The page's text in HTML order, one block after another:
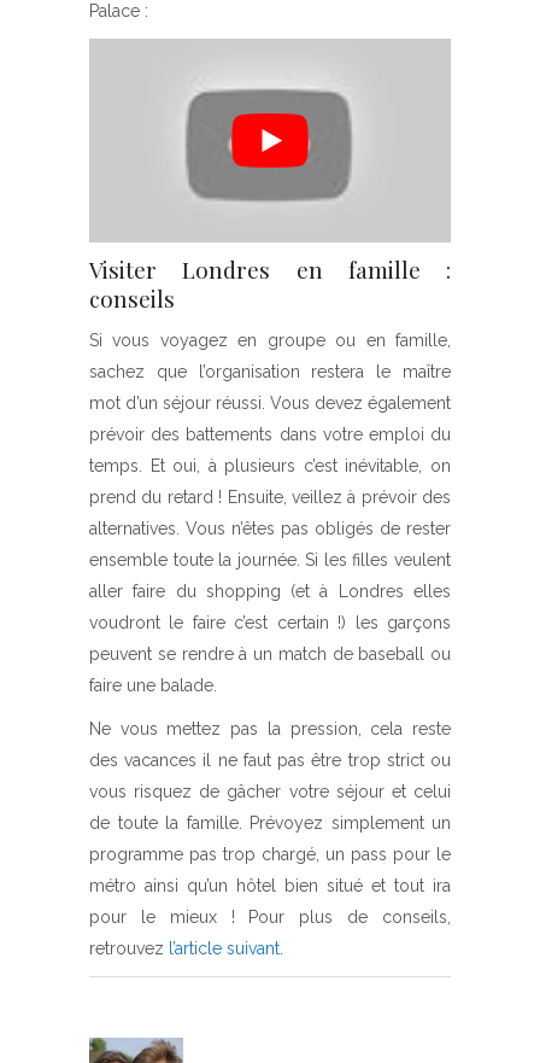
Palace :
Visiter Londres en famille :
conseils
Si vous voyagez en groupe ou en famille,
sachez que l’organisation restera le maître
mot d’un séjour réussi. Vous devez également
prévoir des battements dans votre emploi du
temps. Et oui, à plusieurs c’est inévitable, on
prend du retard ! Ensuite, veillez à prévoir des
alternatives. Vous n’êtes pas obligés de rester
ensemble toute la journée. Si les filles veulent
aller faire du shopping (et à Londres elles
voudront le faire c’est certain !) les garçons
peuvent se rendre à un match de baseball ou
faire une balade.
Ne vous mettez pas la pression, cela reste
des vacances il ne faut pas être trop strict ou
vous risquez de gâcher votre séjour et celui
de toute la famille. Prévoyez simplement un
programme pas trop chargé, un pass pour le
métro ainsi qu’un hôtel bien situé et tout ira
pour le mieux ! Pour plus de conseils,
retrouvez l’article suivant